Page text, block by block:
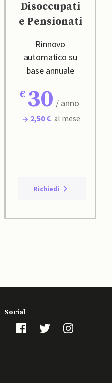
Disoccupati
e Pensionati
Rinnovo
automatico su
base annuale
30 / anno
2,50 € al mese
Richiedi
Social